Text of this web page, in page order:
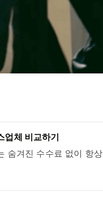
업체 비교하기
숨겨진 수수료 없이 항상